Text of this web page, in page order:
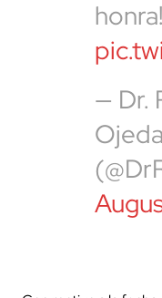
honra!
— Dr.
Ojeda